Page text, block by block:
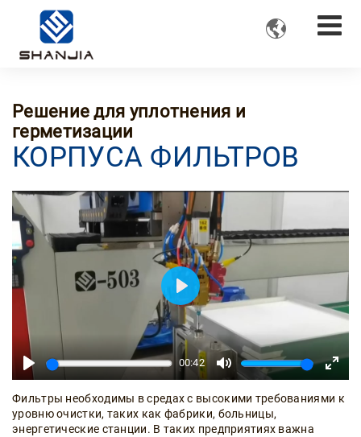

Решение для уплотнения и
герметизации
КОРПУСА ФИЛЬТРОВ
Play
00:42
Mute
Enter
Play
Фильтры необходимы в средах с высокими требованиями к
уровню очистки, таких как фабрики, больницы,
энергетические станции. В таких предприятиях важна